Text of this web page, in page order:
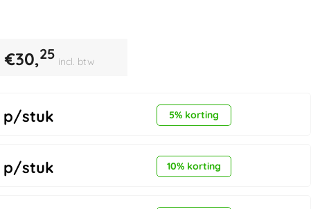
€30,25 incl. btw
p/stuk 5% korting
p/stuk 10% korting